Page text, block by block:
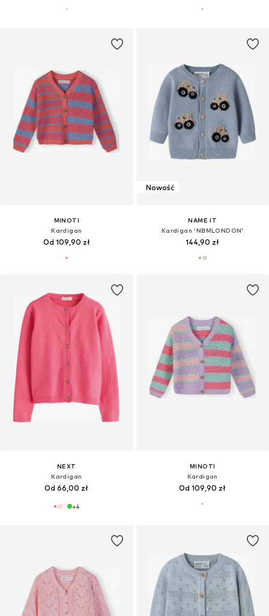
MINOTI
Kardigan
Od 109,90 zł
Nowość
NAME IT
Kardigan 'NBMLONDON'
144,90 zł
NEXT
Kardigan
Od 66,00 zł
+4
MINOTI
Kardigan
Od 109,90 zł